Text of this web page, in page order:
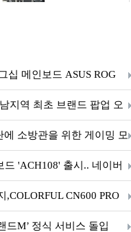
십 메인보드 ASUS ROG
예정
지역 최초 브랜드 팝업 오
소방관을 위한 게이밍 모
'ACH108' 출시.. 네이버
CN600 PRO
드M’ 정식 서비스 돌입